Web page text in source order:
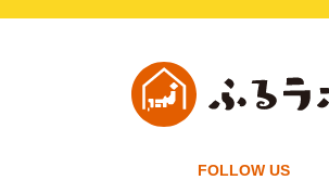
FOLLOW US